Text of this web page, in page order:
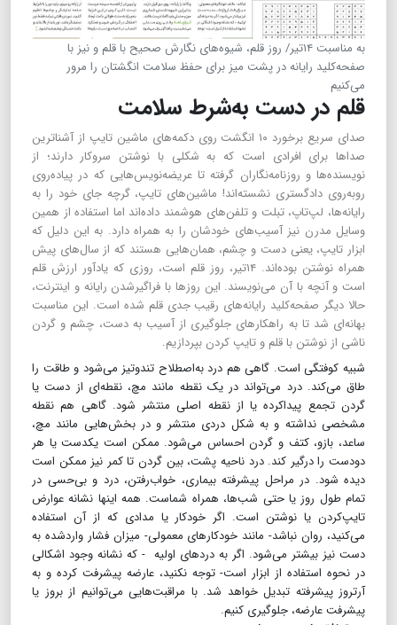
به مناسبت ۱۴تیر/ روز قلم، شیوه‌های نگارش صحیح با قلم و نیز با
صفحه‌کلید رایانه در پشت میز برای حفظ سلامت انگشتان را مرور
می‌کنیم
قلم در دست به‌شرط سلامت
صدای سریع برخورد ۱۰ انگشت روی دکمه‌های ماشین تایپ از آشناترین
صداها برای افرادی است که به شکلی با نوشتن سروکار دارند؛ از
نویسنده‌ها و روزنامه‌نگاران گرفته تا عریضه‌نویس‌هایی که در پیاده‌روی
روبه‌روی دادگستری نشسته‌اند! ماشین‌های تایپ، گرچه جای‌ خود را به
رایانه‌ها، لپ‌تاپ، تبلت و تلفن‌های هوشمند داده‌اند اما استفاده از همین
وسایل مدرن نیز آسیب‌های خودشان را به همراه دارد. به این دلیل که
ابزار تایپ، یعنی دست و چشم، همان‌هایی هستند که از سال‌های پیش
همراه نوشتن بوده‌اند. ۱۴تیر، روز قلم است، روزی که یادآور ارزش قلم
است و آنچه با آن می‌نویسند. این روزها با فراگیرشدن رایانه و اینترنت،
حالا دیگر صفحه‌کلید رایانه‌های رقیب جدی قلم شده است. این مناسبت
بهانه‌ای شد تا به راهکارهای جلوگیری از آسیب به دست، چشم و گردن
ناشی از نوشتن با قلم و تایپ کردن بپردازیم.
شبیه کوفتگی است. گاهی هم درد به‌اصطلاح تندوتیز می‌شود و طاقت را
طاق می‌کند. درد می‌تواند در یک نقطه مانند مچ، نقطه‌ای از دست یا
گردن تجمع پیداکرده یا از نقطه اصلی منتشر شود. گاهی هم نقطه
مشخصی نداشته و به شکل دردی منتشر و در بخش‌هایی مانند مچ،
ساعد، بازو، کتف و گردن احساس می‌شود. ممکن است یکدست یا هر
دودست را درگیر کند. درد ناحیه پشت، بین گردن تا کمر نیز ممکن است
دیده شود. در مراحل پیشرفته بیماری، خواب‌رفتن، درد و بی‌حسی در
تمام طول روز یا حتی شب‌ها، همراه شماست. همه اینها نشانه عوارض
تایپ‌کردن یا نوشتن است. اگر خودکار یا مدادی که از آن استفاده
می‌کنید، روان نباشد- مانند خودکارهای معمولی- میزان فشار واردشده به
دست نیز بیشتر می‌شود. اگر به دردهای اولیه - که نشانه وجود اشکالی
در نحوه استفاده از ابزار است- توجه نکنید، عارضه پیشرفت کرده و به
آرتروز پیشرفته تبدیل خواهد شد. با مراقبت‌هایی می‌توانیم از بروز یا
پیشرفت عارضه، جلوگیری کنیم.